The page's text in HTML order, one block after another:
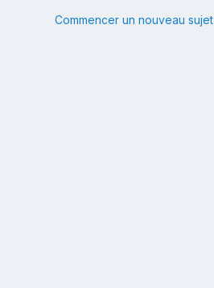
Commencer un nouveau sujet